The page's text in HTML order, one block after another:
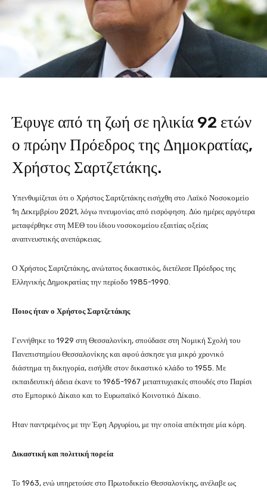
Έφυγε από τη ζωή σε ηλικία 92 ετών
ο πρώην Πρόεδρος της Δημοκρατίας,
Χρήστος Σαρτζετάκης.
Υπενθυμίζεται ότι ο Χρήστος Σαρτζετάκης εισήχθη στο Λαϊκό Νοσοκομείο
1η Δεκεμβρίου 2021, λόγω πνευμονίας από εισρόφηση. Δύο ημέρες αργότερα
μεταφέρθηκε στη ΜΕΘ του ίδιου νοσοκομείου εξαιτίας οξείας
αναπνευστικής ανεπάρκειας.
Ο Χρήστος Σαρτζετάκης, ανώτατος δικαστικός, διετέλεσε Πρόεδρος της
Ελληνικής Δημοκρατίας την περίοδο 1985-1990.
Ποιος ήταν ο Χρήστος Σαρτζετάκης
Γεννήθηκε το 1929 στη Θεσσαλονίκη, σπούδασε στη Νομική Σχολή του
Πανεπιστημίου Θεσσαλονίκης και αφού άσκησε για μικρό χρονικό
διάστημα τη δικηγορία, εισήλθε στον δικαστικό κλάδο το 1955. Με
εκπαιδευτική άδεια έκανε το 1965-1967 μεταπτυχιακές σπουδές στο Παρίσι
στο Εμπορικό Δίκαιο και το Ευρωπαϊκό Κοινοτικό Δίκαιο.
Ηταν παντρεμένος με την Έφη Αργυρίου, με την οποία απέκτησε μία κόρη.
Δικαστική και πολιτική πορεία
Το 1963, ενώ υπηρετούσε στο Πρωτοδικείο Θεσσαλονίκης, ανέλαβε ως